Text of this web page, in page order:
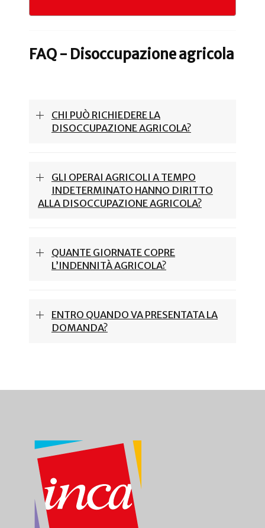
FAQ - Disoccupazione agricola
CHI PUÒ RICHIEDERE LA
DISOCCUPAZIONE AGRICOLA?
GLI OPERAI AGRICOLI A TEMPO
INDETERMINATO HANNO DIRITTO
ALLA DISOCCUPAZIONE AGRICOLA?
QUANTE GIORNATE COPRE
L’INDENNITÀ AGRICOLA?
ENTRO QUANDO VA PRESENTATA LA
DOMANDA?